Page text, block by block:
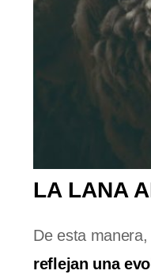
LA LANA
De esta manera,
reflejan una